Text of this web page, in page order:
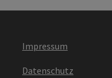
Impressum
Datenschutz